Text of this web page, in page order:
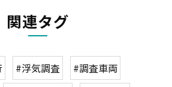
関連タグ
#浮気調査
#調査車両